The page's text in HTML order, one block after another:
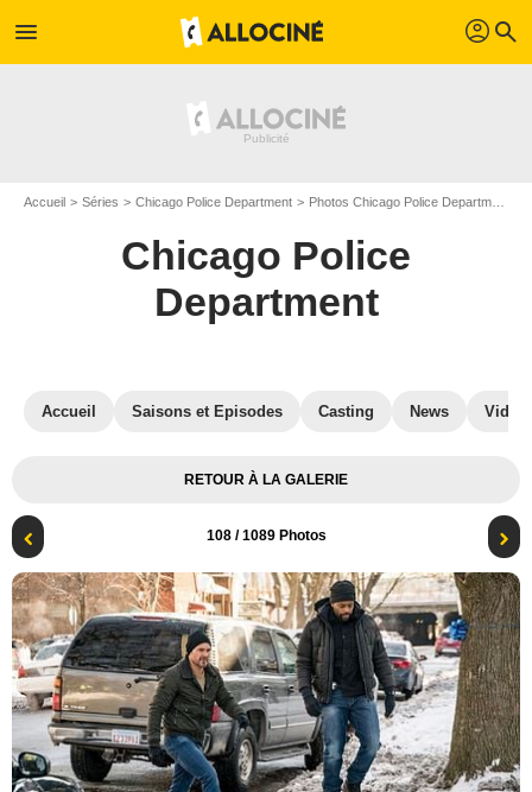
menu profil search
Accueil Séries Chicago Police Department Photos Chicago Police Department
Chicago Police
Department
Accueil Saisons et Episodes Casting News
RETOUR À LA GALERIE
108/ 1089 Photos